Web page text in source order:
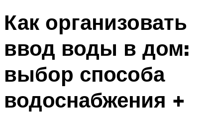
Как организовать
ввод воды в дом:
выбор способа
водоснабжения +